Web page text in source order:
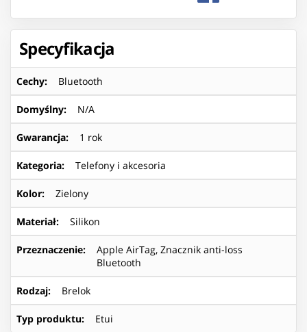
Specyfikacja
Cechy: Bluetooth
Domyślny: N/A
Gwarancja: 1 rok
Kategoria: Telefony i akcesoria
Kolor: Zielony
Materiał: Silikon
Przeznaczenie:
Apple AirTag, Znacznik anti-loss
Bluetooth
Rodzaj: Brelok
Typ produktu: Etui